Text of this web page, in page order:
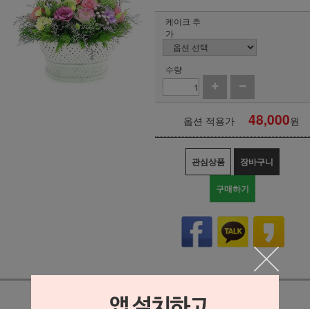
케이크 추
가
수량
옵션 적용가 48,000원
관심상품 장바구니
구매하기